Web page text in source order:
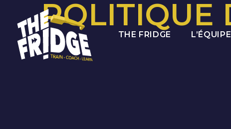
THE FRIDGE L’ÉQUIPE
POLITIQUE